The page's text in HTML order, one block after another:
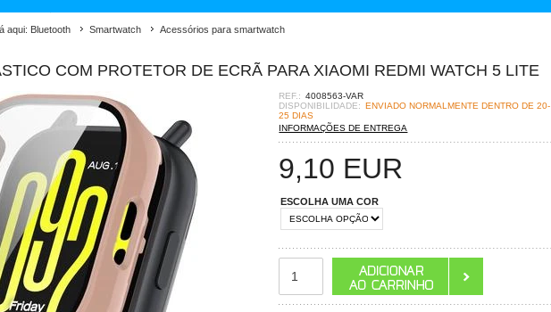
aqui: Bluetooth Smartwatch Acessórios para smartwatch
COM PROTETOR DE ECRÃ PARA XIAOMI REDMI WATCH 5 LITE
REF.: 4008563-VAR
DISPONIBILIDADE: ENVIADO NORMALMENTE DENTRO DE 20-
25 DIAS
INFORMAÇÕES DE ENTREGA
9,10 EUR
ESCOLHA UMA COR